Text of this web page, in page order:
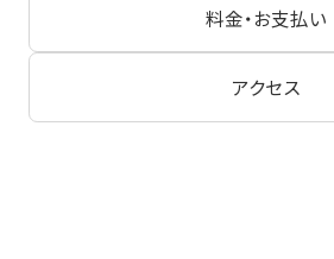
料金・お支払い
アクセス